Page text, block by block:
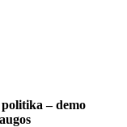
– demo